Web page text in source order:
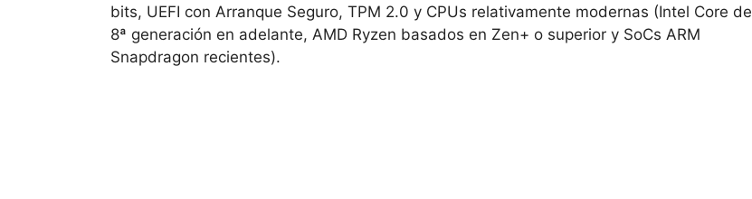
bits, UEFI con Arranque Seguro, TPM 2.0 y CPUs relativamente modernas (Intel Core de
8ª generación en adelante, AMD Ryzen basados en Zen+ o superior y SoCs ARM
Snapdragon recientes).